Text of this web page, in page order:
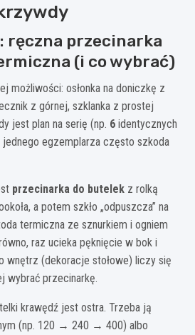
ręczna przecinarka
(i co wybrać)
możliwości: osłonka na doniczkę z
z górnej, szklanka z prostej
jest plan na serię (np. 6 identycznych
jednego egzemplarza często szkoda
przecinarka do butelek z rolką
a potem szkło „odpuszcza” na
termiczna ze sznurkiem i ogniem
raz ucieka pęknięcie w bok i
wnętrz (dekoracje stołowe) liczy się
wybrać przecinarkę.
krawędź jest ostra. Trzeba ją
(np. 120 → 240 → 400) albo